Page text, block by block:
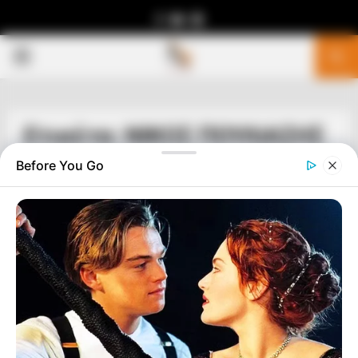
Ετικέτα: ΝΙΚΟΣ ΠΟΥΛΙΑΣΗΣ
Before You Go